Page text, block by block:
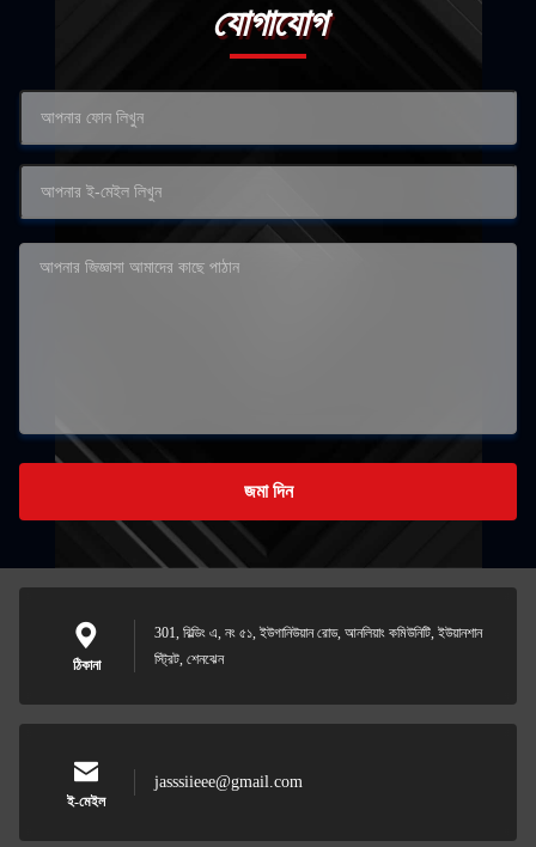
যোগাযোগ
জমা দিন
ঠিকানা
301, বিল্ডিং এ, নং ৫১, ইউগানিউয়ান রোড, আনলিয়াং কমিউনিটি, ইউয়ানশান
স্ট্রিট, শেনঝেন
ই-মেইল
jasssiieee@gmail.com